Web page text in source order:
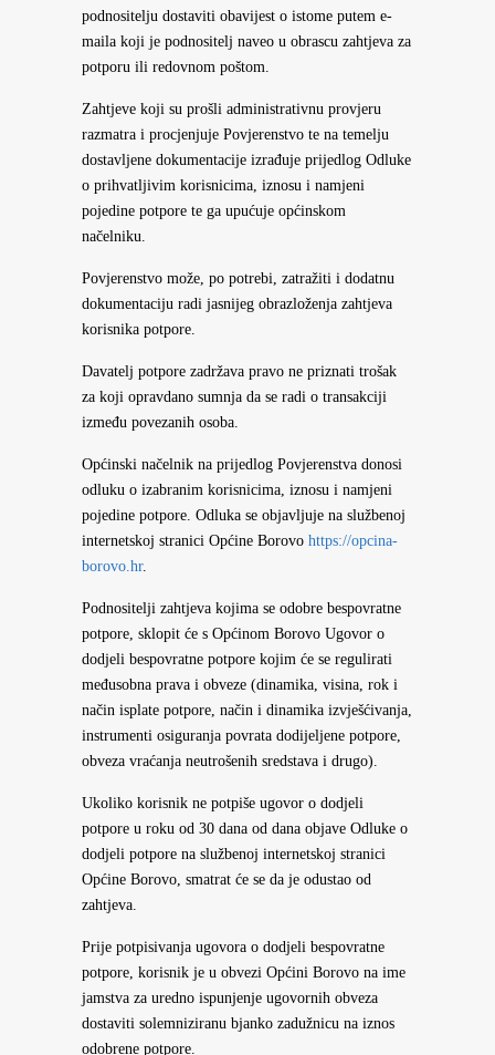
podnositelju dostaviti obavijest o istome putem e-
maila koji je podnositelj naveo u obrascu zahtjeva za
potporu ili redovnom poštom.
Zahtjeve koji su prošli administrativnu provjeru
razmatra i procjenjuje Povjerenstvo te na temelju
dostavljene dokumentacije izrađuje prijedlog Odluke
o prihvatljivim korisnicima, iznosu i namjeni
pojedine potpore te ga upućuje općinskom
načelniku.
Povjerenstvo može, po potrebi, zatražiti i dodatnu
dokumentaciju radi jasnijeg obrazloženja zahtjeva
korisnika potpore.
Davatelj potpore zadržava pravo ne priznati trošak
za koji opravdano sumnja da se radi o transakciji
između povezanih osoba.
Općinski načelnik na prijedlog Povjerenstva donosi
odluku o izabranim korisnicima, iznosu i namjeni
pojedine potpore. Odluka se objavljuje na službenoj
internetskoj stranici Općine Borovo https://opcina-
borovo.hr.
Podnositelji zahtjeva kojima se odobre bespovratne
potpore, sklopit će s Općinom Borovo Ugovor o
dodjeli bespovratne potpore kojim će se regulirati
međusobna prava i obveze (dinamika, visina, rok i
način isplate potpore, način i dinamika izvješćivanja,
instrumenti osiguranja povrata dodijeljene potpore,
obveza vraćanja neutrošenih sredstava i drugo).
Ukoliko korisnik ne potpiše ugovor o dodjeli
potpore u roku od 30 dana od dana objave Odluke o
dodjeli potpore na službenoj internetskoj stranici
Općine Borovo, smatrat će se da je odustao od
zahtjeva.
Prije potpisivanja ugovora o dodjeli bespovratne
potpore, korisnik je u obvezi Općini Borovo na ime
jamstva za uredno ispunjenje ugovornih obveza
dostaviti solemniziranu bjanko zadužnicu na iznos
odobrene potpore.